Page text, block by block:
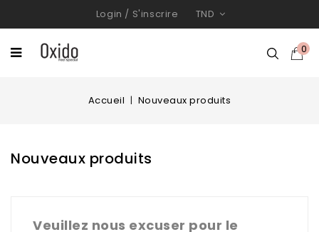
Login / S'inscrire TND
0
Accueil Nouveaux produits
Nouveaux produits
Veuillez nous excuser pour le